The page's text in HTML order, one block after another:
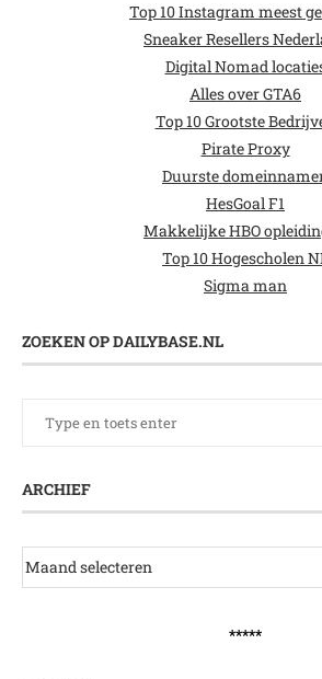
Top 10 Instagram meest
Sneaker Resellers
Digital Nomad
Alles over GTA6
Top 10 Grootste
Pirate Proxy
Duurste
HesGoal F1
Makkelijke HBO
Top 10 Hogescholen
Sigma man
ZOEKEN OP DAILYBASE.NL
ARCHIEF
*****